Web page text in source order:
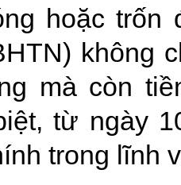
hoặc trốn
không
mà còn
từ ngày
trong lĩnh